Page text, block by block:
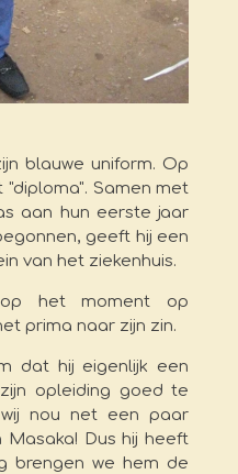
blauwe uniform. Op
Samen met
aan hun eerste jaar
geeft hij een
van het ziekenhuis.
het moment op
prima naar zijn zin.
dat hij eigenlijk een
opleiding goed te
nou net een paar
Dus hij heeft
brengen we hem de